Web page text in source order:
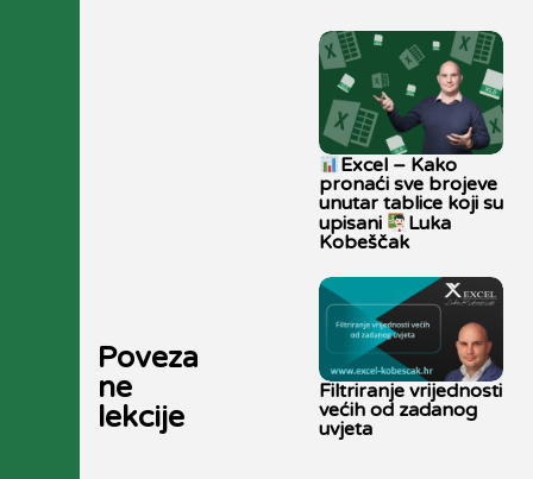
Poveza
ne
lekcije
Excel – Kako
pronaći sve brojeve
unutar tablice koji su
upisani
Luka
Kobeščak
Filtriranje vrijednosti
većih od zadanog
uvjeta